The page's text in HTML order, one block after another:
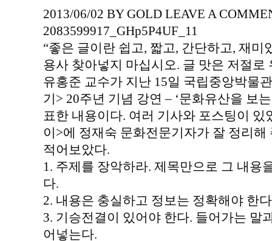
2013/06/02 BY GOLD LEAVE A
2083599917_GHp5P4UF_11
“좋은 글이란 쉽고, 짧고, 간단하고, 재미
용사 찾아넣지 마십시오. 글 맛은 저절로
유홍준 교수가 지난 15일 국립중앙박물
기> 20주년 기념 강연 – ‘문화유산을 보
표한 내용이다. 여러 기사와 포스팅이
이>에 정재숙 문화전문기자가 잘 정리
적어보았다.
1. 주제를 장악하라. 제목만으로 그 내용
다.
2. 내용은 충실하고 정보는 정확해야 한
3. 기승전결이 있어야 한다. 들어가는 말
어넣는다.